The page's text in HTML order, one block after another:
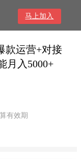
马上加入
款运营+对接
月入5000+
有效期